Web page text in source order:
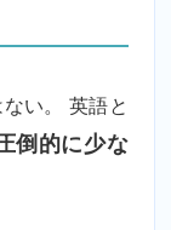
い。 英語と
倒的に少な